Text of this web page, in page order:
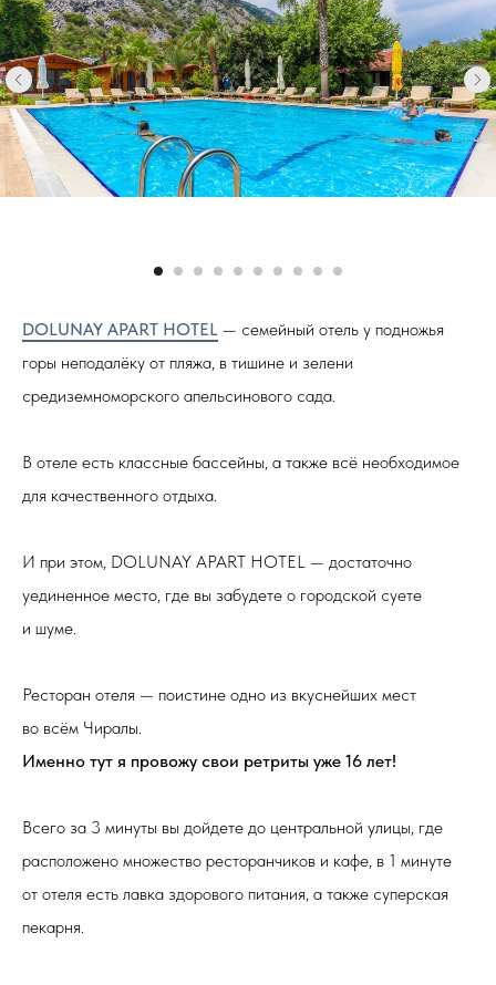
DOLUNAY APART HOTEL — cемейный отель у подножья
горы неподалёку от пляжа, в тишине и зелени
средиземноморского апельсинового сада.
В отеле есть классные бассейны, а также всё необходимое
для качественного отдыха.
И при этом, DOLUNAY APART HOTEL — достаточно
уединенное место, где вы забудете о городской суете
и шуме.
Ресторан отеля — поистине одно из вкуснейших мест
во всём Чиралы.
Именно тут я провожу свои ретриты уже 16 лет!
Всего за 3 минуты вы дойдете до центральной улицы, где
расположено множество ресторанчиков и кафе, в 1 минуте
от отеля есть лавка здорового питания, а также суперская
пекарня.